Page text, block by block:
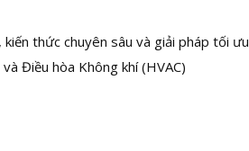
thức chuyên sâu và giải pháp tối ưu
Điều hòa Không khí (HVAC)